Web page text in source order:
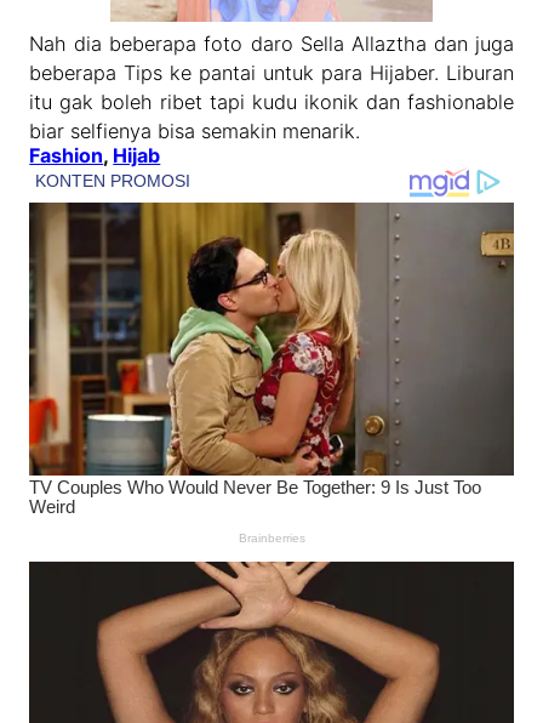
Nah dia beberapa foto daro Sella Allaztha dan juga
beberapa Tips ke pantai untuk para Hijaber. Liburan
itu gak boleh ribet tapi kudu ikonik dan fashionable
biar selfienya bisa semakin menarik.
Fashion, Hijab